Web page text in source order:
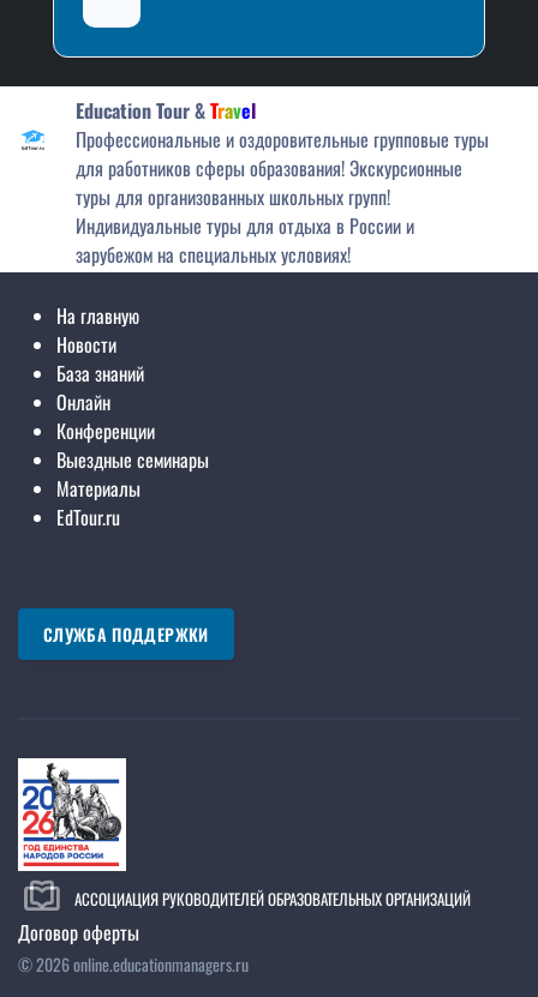
На главную
Новости
База знаний
Онлайн
Конференции
Выездные семинары
Материалы
EdTour.ru
СЛУЖБА ПОДДЕРЖКИ
АССОЦИАЦИЯ РУКОВОДИТЕЛЕЙ ОБРАЗОВАТЕЛЬНЫХ ОРГАНИЗАЦИЙ
Договор оферты
©2026online.educationmanagers.ru